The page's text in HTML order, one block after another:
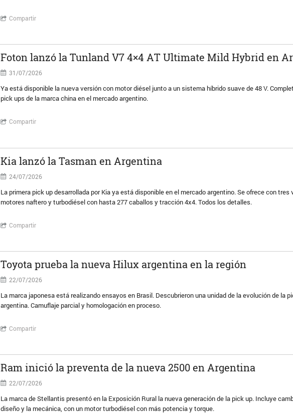
Compartir
Foton lanzó la Tunland V7 4×4 AT Ultimate Mild Hybrid en
31/07/2026
Ya está disponible la nueva versión con motor diésel junto a un sistema híbrido suave de 48 V.
pick ups de la marca china en el mercado argentino.
Compartir
Kia lanzó la Tasman en Argentina
24/07/2026
La primera pick up desarrollada por Kia ya está disponible en el mercado argentino. Se ofrece con tres
motores naftero y turbodiésel con hasta 277 caballos y tracción 4x4. Todos los detalles.
Compartir
Toyota prueba la nueva Hilux argentina en la región
22/07/2026
La marca japonesa está realizando ensayos en Brasil. Descubrieron una unidad de la evolución de la
argentina. Camuflaje parcial y homologación en proceso.
Compartir
Ram inició la preventa de la nueva 2500 en Argentina
22/07/2026
La marca de Stellantis presentó en la Exposición Rural la nueva generación de la pick up. Incluye
diseño y la mecánica, con un motor turbodiésel con más potencia y torque.